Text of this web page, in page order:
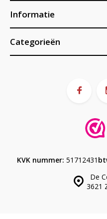
Informatie
Categorieën
De
3621
KVK nummer: 51712431